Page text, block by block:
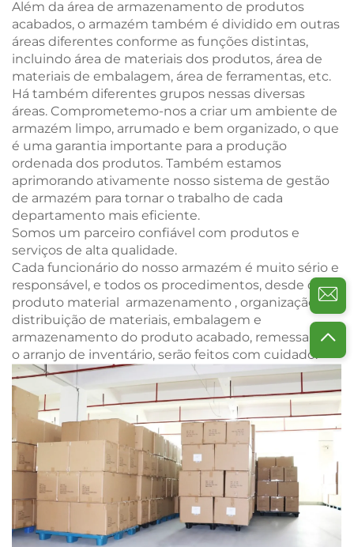
Além da área de armazenamento de produtos
acabados, o armazém também é dividido em outras
áreas diferentes conforme as funções distintas,
incluindo área de materiais dos produtos, área de
materiais de embalagem, área de ferramentas, etc.
Há também diferentes grupos nessas diversas
áreas. Comprometemo-nos a criar um ambiente de
armazém limpo, arrumado e bem organizado, o que
é uma garantia importante para a produção
ordenada dos produtos. Também estamos
aprimorando ativamente nosso sistema de gestão
de armazém para tornar o trabalho de cada
departamento mais eficiente.
Somos um parceiro confiável com produtos e
serviços de alta qualidade.
Cada funcionário do nosso armazém é muito sério e
responsável, e todos os procedimentos, desde o
produto material armazenamento , organização e
distribuição de materiais, embalagem e
armazenamento do produto acabado, remessa, até
o arranjo de inventário, serão feitos com cuidado.